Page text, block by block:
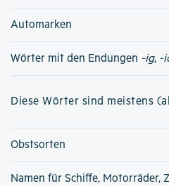
Automarken
Wörter mit den Endungen -ig, -
Diese Wörter sind meistens
Obstsorten
Namen für Schiffe, Motorräder,